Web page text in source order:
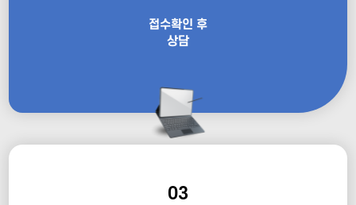
접수확인 후
상담
03